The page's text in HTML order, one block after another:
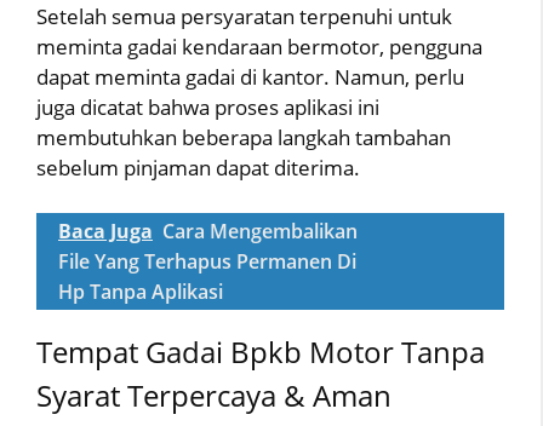
Setelah semua persyaratan terpenuhi untuk
meminta gadai kendaraan bermotor, pengguna
dapat meminta gadai di kantor. Namun, perlu
juga dicatat bahwa proses aplikasi ini
membutuhkan beberapa langkah tambahan
sebelum pinjaman dapat diterima.
Baca Juga Cara Mengembalikan
File Yang Terhapus Permanen Di
Hp Tanpa Aplikasi
Tempat Gadai Bpkb Motor Tanpa
Syarat Terpercaya & Aman